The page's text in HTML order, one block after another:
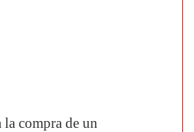
compra de un